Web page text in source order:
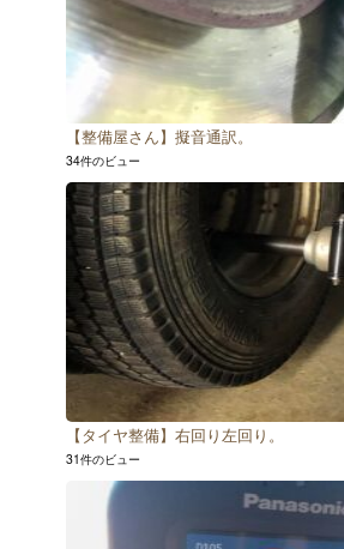
【整備屋さん】擬音通訳。
34件のビュー
【タイヤ整備】右回り左回り。
31件のビュー